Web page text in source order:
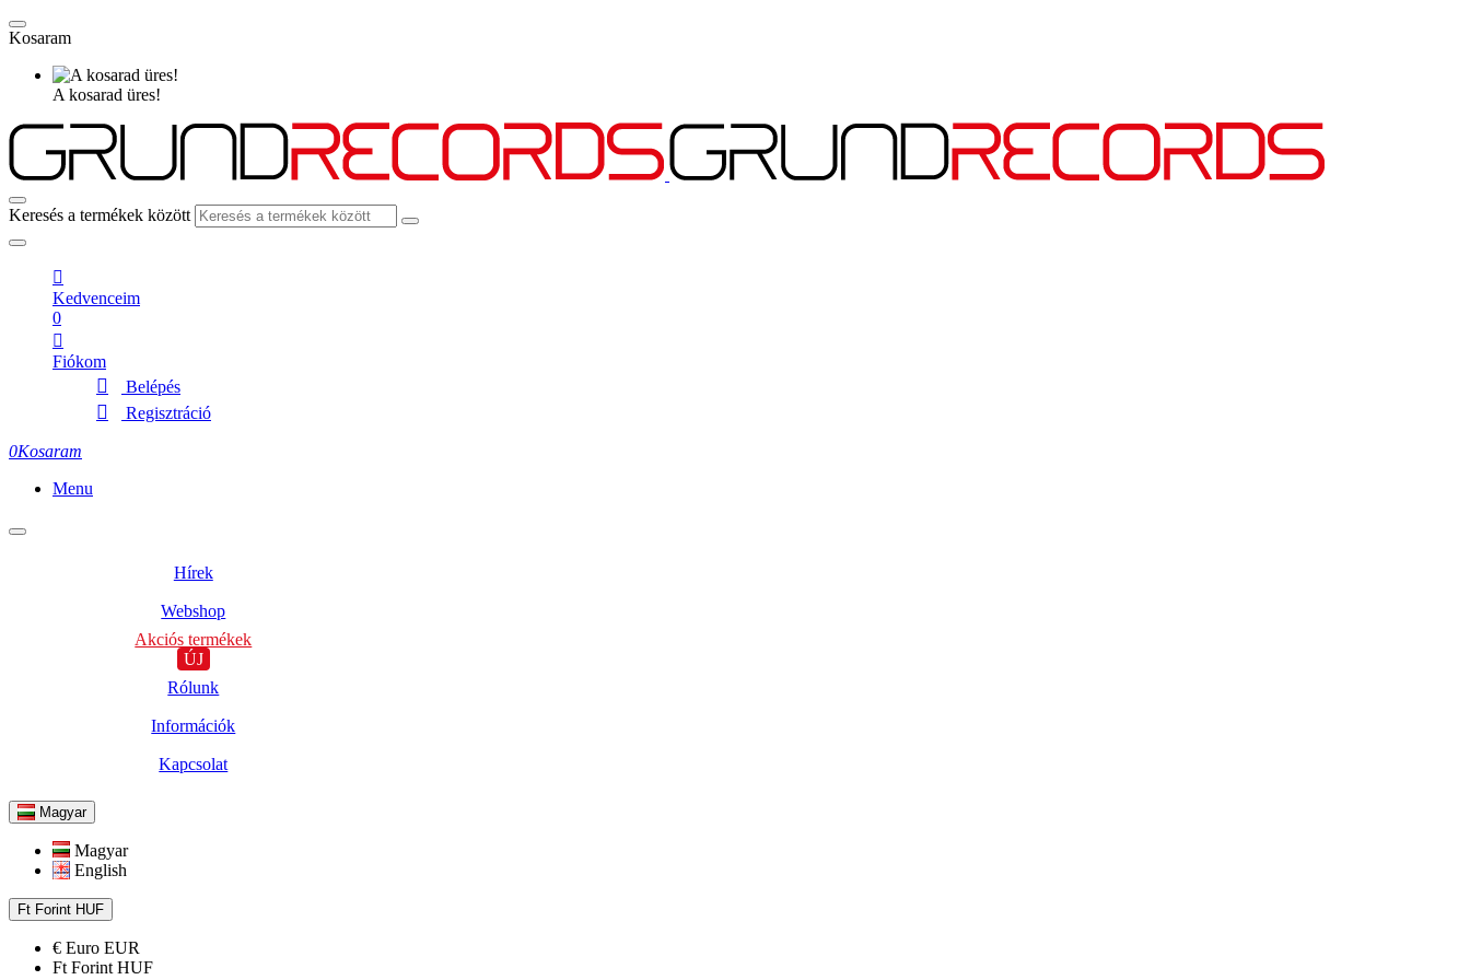
Kosaram
A kosarad üres!
Keresés a termékek között
Kedvenceim
0
Fiókom
Belépés
Regisztráció
0Kosaram
Menu
Hírek
Webshop
Akciós termékek
ÚJ
Rólunk
Információk
Kapcsolat
Magyar
Magyar
English
Ft Forint HUF
€ Euro EUR
Ft Forint HUF